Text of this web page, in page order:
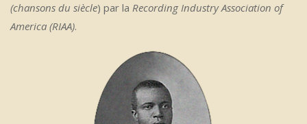
(chansons du siècle) par la Recording Industry Association of
America (RIAA).